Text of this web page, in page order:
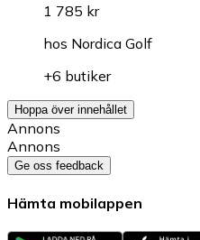
1 785 kr
hos Nordica Golf
+6 butiker
Hoppa över innehållet
Annons
Annons
Ge oss feedback
Hämta mobilappen